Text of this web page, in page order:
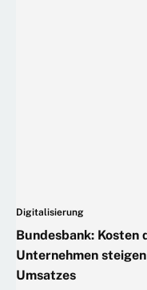
Digitalisierung
Bundesbank:
Unternehmen
Umsatzes